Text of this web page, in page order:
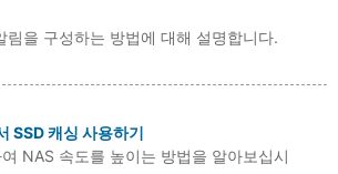
림을 구성하는 방법에 대해 설명합니다.
SSD 캐싱 사용하기
NAS 속도를 높이는 방법을 알아보십시